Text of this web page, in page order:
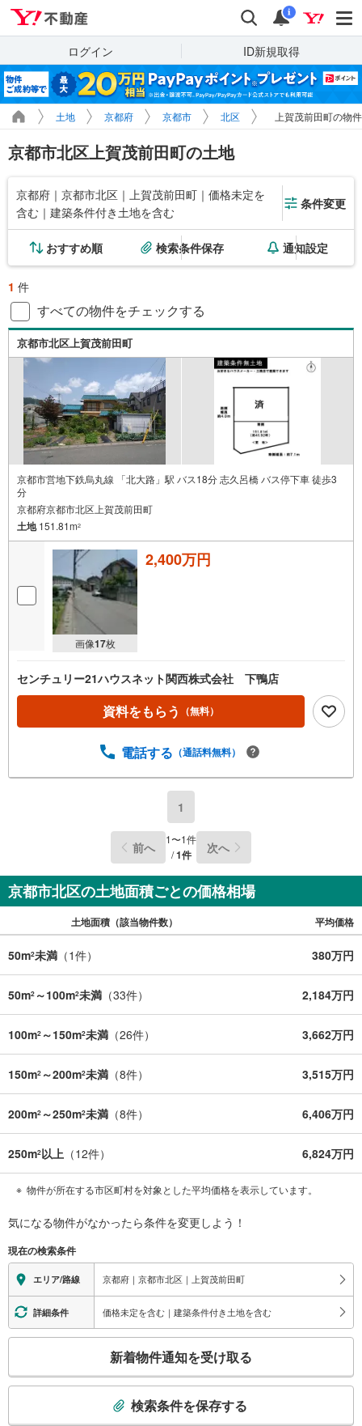
検索 通知
i
ログイン ID新規取得
土地 京都府 京都市 北区 上賀茂前田町の物
京都市北区上賀茂前田町の土地
京都府｜京都市北区｜上賀茂前田町｜価格未定を
含む｜建築条件付き土地を含む
条件変更
おすすめ順 検索条件保存 通知設定
1 件
すべての物件をチェックする
京都市北区上賀茂前田町
京都市営地下鉄烏丸線 「北大路」駅 バス18分 志久呂橋 バス停下車 徒歩3
分
京都府京都市北区上賀茂前田町
土地151.81m2
画像17枚
2,400万円
センチュリー21ハウスネット関西株式会社 下鴨店
資料をもらう （無料）
電話する （通話料無料）
1
前へ 1〜1件
/1件 次へ
京都市北区の土地面積ごとの価格相場
土地面積（該当物件数） 平均価格
50m2未満 （1件） 380万円
50m2 ～100m2未満 （33件） 2,184万円
100m2 ～150m2未満 （26件） 3,662万円
150m2 ～200m2未満 （8件） 3,515万円
200m2 ～250m2未満 （8件） 6,406万円
250m2以上 （12件） 6,824万円
物件が所在する市区町村を対象とした平均価格を表示しています。
気になる物件がなかったら条件を変更しよう！
現在の検索条件
エリア/路線 京都府｜京都市北区｜上賀茂前田町
詳細条件 価格未定を含む｜建築条件付き土地を含む
検
新着物件通知を受け取る
検索条件を保存する